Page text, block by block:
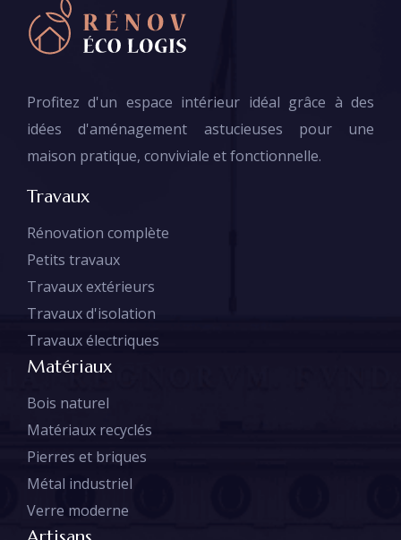
Profitez d'un espace intérieur idéal grâce à des
idées d'aménagement astucieuses pour une
maison pratique, conviviale et fonctionnelle.
Travaux
Rénovation complète
Petits travaux
Travaux extérieurs
Travaux d'isolation
Travaux électriques
Matériaux
Bois naturel
Matériaux recyclés
Pierres et briques
Métal industriel
Verre moderne